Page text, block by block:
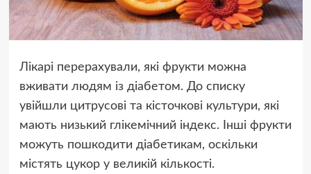
Лікарі перерахували, які фрукти можна
вживати людям із діабетом. До списку
увійшли цитрусові та кісточкові культури, які
мають низький глікемічний індекс. Інші фрукти
можуть пошкодити діабетикам, оскільки
містять цукор у великій кількості.